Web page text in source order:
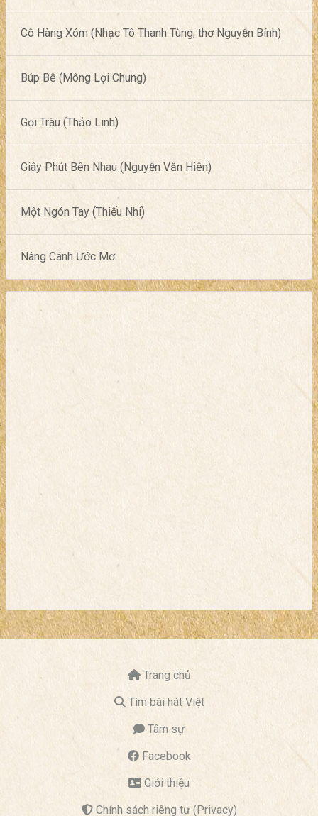
Cô Hàng Xóm (Nhạc Tô Thanh Tùng, thơ Nguyễn Bính)
Búp Bê (Mông Lợi Chung)
Gọi Trâu (Thảo Linh)
Giây Phút Bên Nhau (Nguyễn Văn Hiên)
Một Ngón Tay (Thiếu Nhi)
Nâng Cánh Ước Mơ
Trang chủ
Tìm bài hát Việt
Tâm sự
Facebook
Giới thiệu
Chính sách riêng tư (Privacy)